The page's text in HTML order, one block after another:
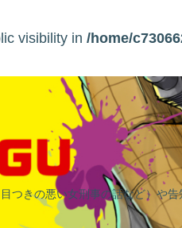
visibility in /home/
つきの悪い女刑事の話など）や